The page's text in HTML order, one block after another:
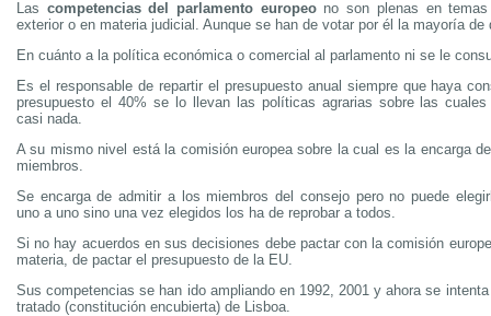
Las competencias del parlamento europeono son plenas en
exterior o en materia judicial. Aunque se han de votar por él la mayoría de
En cuánto a la política económica o comercial al parlamento ni se le
Es el responsable de repartir el presupuesto anual siempre que haya
presupuesto el 40% se lo llevan las políticas agrarias sobre las cuales
casi nada.
A su mismo nivel está la comisión europea sobre la cual es la encarga
miembros.
Se encarga de admitir a los miembros del consejo pero no puede
uno a uno sino una vez elegidos los ha de reprobar a todos.
Si no hay acuerdos en sus decisiones debe pactar con la comisión
materia, de pactar el presupuesto de la EU.
Sus competencias se han ido ampliando en 1992, 2001 y ahora se
tratado (constitución encubierta) de Lisboa.